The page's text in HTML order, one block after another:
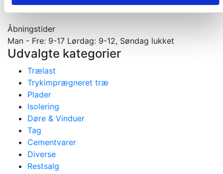
Åbningstider
Man - Fre: 9-17 Lørdag: 9-12, Søndag lukket
Udvalgte kategorier
Trælast
Trykimprægneret træ
Plader
Isolering
Døre & Vinduer
Tag
Cementvarer
Diverse
Restsalg